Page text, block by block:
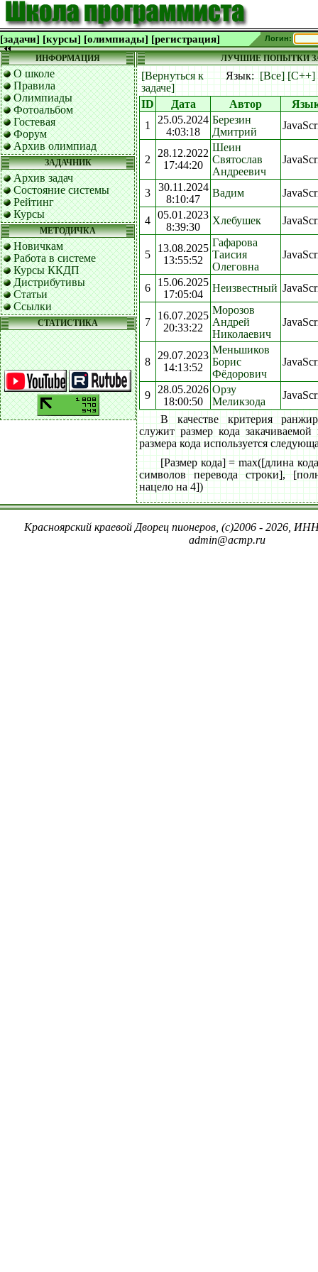
[задачи] [курсы] [олимпиады] [регистрация] Логин:
ИНФОРМАЦИЯ
О школе
Правила
Олимпиады
Фотоальбом
Гостевая
Форум
Архив олимпиад
ЗАДАЧНИК
Архив задач
Состояние системы
Рейтинг
Курсы
МЕТОДИЧКА
Новичкам
Работа в системе
Курсы ККДП
Дистрибутивы
Статьи
Ссылки
СТАТИСТИКА
ЛУЧШИЕ ПОПЫТКИ
[Вернуться к
задаче]
Язык:[Все] [C++]
ID Дата Автор
1
25.05.2024
4:03:18
Березин
Дмитрий
2
28.12.2022
17:44:20
Шеин
Святослав
Андреевич
3
30.11.2024
8:10:47
Вадим
4 05.01.2023
8:39:30
Хлебушек
5
13.08.2025
13:55:52
Гафарова
Таисия
Олеговна
6
15.06.2025
17:05:04
Неизвестный
7
16.07.2025
20:33:22
Морозов
Андрей
Николаевич
8
29.07.2023
14:13:52
Меньшиков
Борис
Фёдорович
9
28.05.2026
18:00:50
Орзу
Меликзода
В качестве критерия
служит размер кода
размера кода используется
[Размер кода] = max([длина
символов перевода строки],
нацело на 4])
Красноярский краевой Дворец пионеров, (c)2006 - 2026,
admin@acmp.ru